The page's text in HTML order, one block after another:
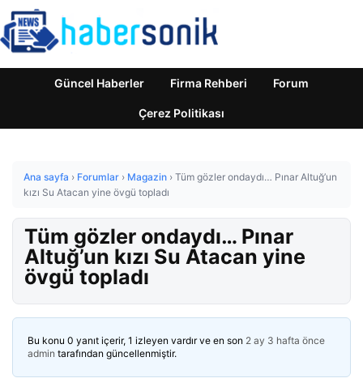
Güncel Haberler Firma Rehberi Forum
Çerez Politikası
Ana sayfa › Forumlar › Magazin › Tüm gözler ondaydı… Pınar Altuğ’un
kızı Su Atacan yine övgü topladı
Tüm gözler ondaydı… Pınar
Altuğ’un kızı Su Atacan yine
övgü topladı
Bu konu 0 yanıt içerir, 1 izleyen vardır ve en son 2 ay 3 hafta önce
admin tarafından güncellenmiştir.